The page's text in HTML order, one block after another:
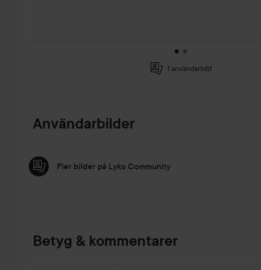
1 användarbild
Användarbilder
Fler bilder på Lyko Community
Betyg & kommentarer